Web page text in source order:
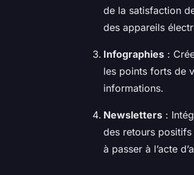
de la satisfaction
des appareils
Infographies :
les points forts de
informations.
Newsletters :
des retours
à passer à l’acte